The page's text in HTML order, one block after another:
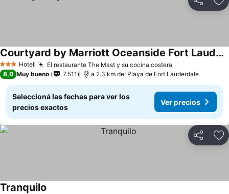
Compartir
3 Estrellas
Hotel El restaurante The Mast y su cocina costera
Courtyard by Marriott Oceanside Fort Lauderdale Beach
Ver precios
8,0 Muy bueno 7.511 a 2.3 km de: Playa de Fort Lauderdale
Seleccioná las fechas para ver los
precios exactos
Ver precios
Compartir
Tranquilo